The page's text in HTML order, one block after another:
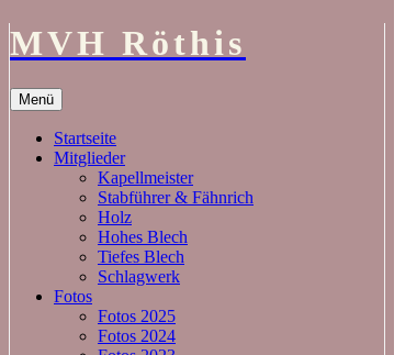
MVH Röthis
Menü
Inhalt
springen
Startseite
Mitglieder
Kapellmeister
Stabführer & Fähnrich
Holz
Hohes Blech
Tiefes Blech
Schlagwerk
Fotos
Fotos 2025
Fotos 2024